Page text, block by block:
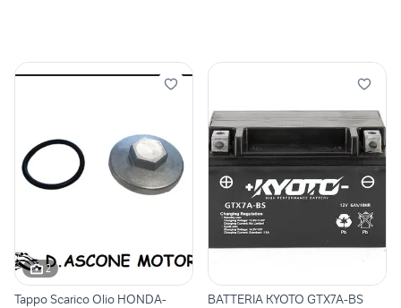
2
Tappo Scarico Olio HONDA-
BATTERIA KYOTO GTX7A-BS